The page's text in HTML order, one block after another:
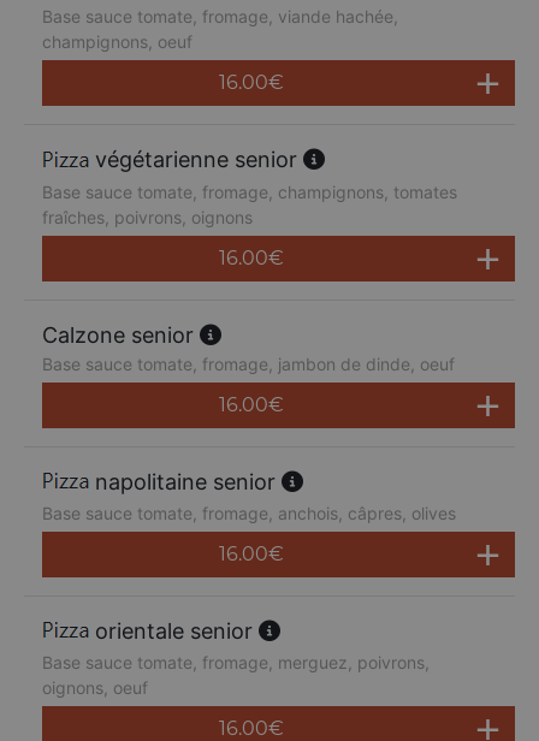
Base sauce tomate, fromage, viande hachée,
champignons, oeuf
16.00€
végétarienne senior
Base sauce tomate, fromage, champignons, tomates
fraîches, poivrons, oignons
16.00€
Calzone senior
Base sauce tomate, fromage, jambon de dinde, oeuf
16.00€
napolitaine senior
Base sauce tomate, fromage, anchois, câpres, olives
16.00€
orientale senior
Base sauce tomate, fromage, merguez, poivrons,
oignons, oeuf
16.00€